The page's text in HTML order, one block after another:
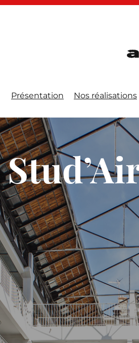
Présentation Nos réalisations